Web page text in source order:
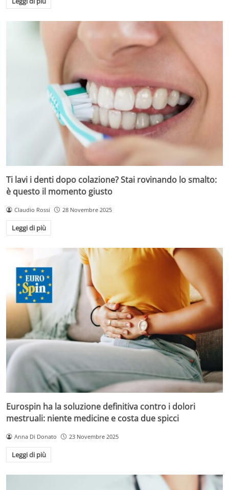
Ti lavi i denti dopo colazione? Stai rovinando lo smalto:
è questo il momento giusto
Claudio Rossi 28 Novembre 2025
Leggi di più
Eurospin ha la soluzione definitiva contro i dolori
mestruali: niente medicine e costa due spicci
Anna Di Donato 23 Novembre 2025
Leggi di più